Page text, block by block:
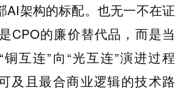
AI架构的标配。也无一不在证
CPO的廉价替代品，而是当
互连”向“光互连”演进过程
及且最合商业逻辑的技术路